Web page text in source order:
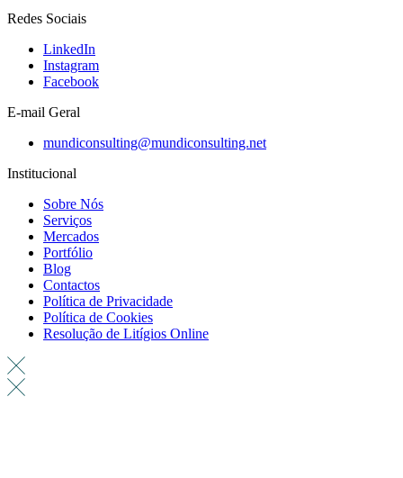
Redes Sociais
LinkedIn
Instagram
Facebook
E-mail Geral
mundiconsulting@mundiconsulting.net
Institucional
Sobre Nós
Serviços
Mercados
Portfólio
Blog
Contactos
Política de Privacidade
Política de Cookies
Resolução de Litígios Online